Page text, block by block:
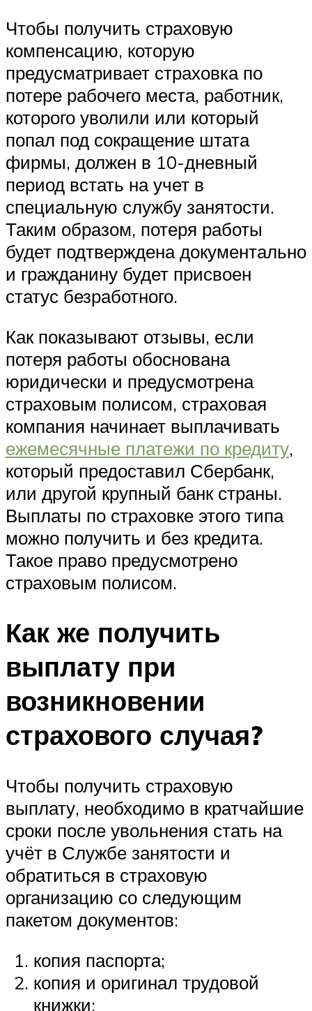
Чтобы получить страховую
компенсацию, которую
предусматривает страховка по
потере рабочего места, работник,
которого уволили или который
попал под сокращение штата
фирмы, должен в 10-дневный
период встать на учет в
специальную службу занятости.
Таким образом, потеря работы
будет подтверждена документально
и гражданину будет присвоен
статус безработного.
Как показывают отзывы, если
потеря работы обоснована
юридически и предусмотрена
страховым полисом, страховая
компания начинает выплачивать
ежемесячные платежи по кредиту,
который предоставил Сбербанк,
или другой крупный банк страны.
Выплаты по страховке этого типа
можно получить и без кредита.
Такое право предусмотрено
страховым полисом.
Как же получить
выплату при
возникновении
страхового случая?
Чтобы получить страховую
выплату, необходимо в кратчайшие
сроки после увольнения стать на
учёт в Службе занятости и
обратиться в страховую
организацию со следующим
пакетом документов:
копия паспорта;
копия и оригинал трудовой
книжки;